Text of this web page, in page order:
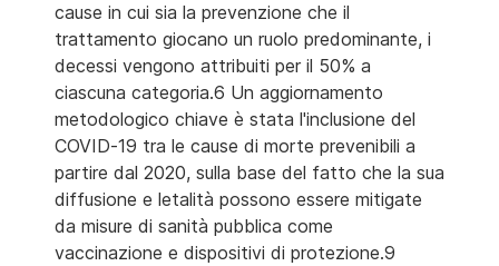
cause in cui sia la prevenzione che il
trattamento giocano un ruolo predominante, i
decessi vengono attribuiti per il 50% a
ciascuna categoria.6 Un aggiornamento
metodologico chiave è stata l'inclusione del
COVID-19 tra le cause di morte prevenibili a
partire dal 2020, sulla base del fatto che la sua
diffusione e letalità possono essere mitigate
da misure di sanità pubblica come
vaccinazione e dispositivi di protezione.9